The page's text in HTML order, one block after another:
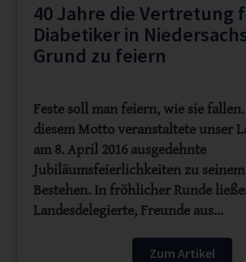
40 Jahre die Vertretung
Diabetiker in
Grund zu feiern
Feste soll man feiern, wie sie
diesem Motto veranstaltete unser
am 8. April 2016 ausgedehnte
Jubiläumsfeierlichkeiten zu
Bestehen. In fröhlicher Runde
Landesdelegierte, Freunde aus…
Zum Artikel